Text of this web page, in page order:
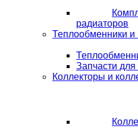
радиаторов
Теплообменники и
Запчасти
Коллекторы и